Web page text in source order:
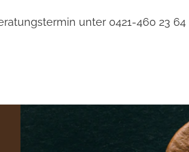
unter 0421-460 23 64